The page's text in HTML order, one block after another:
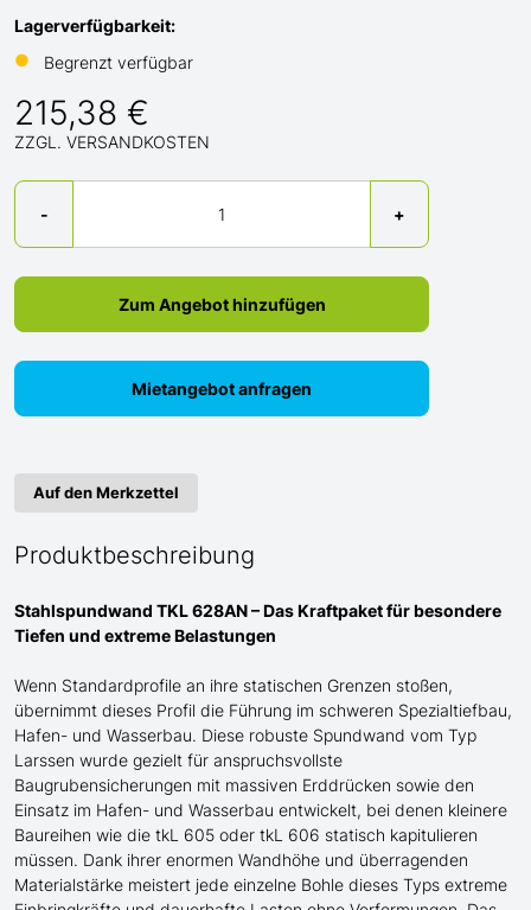
Lagerverfügbarkeit:
●
Begrenzt verfügbar
215,38 €
ZZGL. VERSANDKOSTEN
-
Menge
+
Zum Angebot hinzufügen
Mietangebot anfragen
Auf den Merkzettel
Produktbeschreibung
Stahlspundwand TKL 628AN – Das Kraftpaket fürbesondere
Tiefen und extreme Belastungen
Wenn Standardprofile an ihre statischen Grenzen stoßen,
übernimmt dieses Profil die Führung im schweren Spezialtiefbau,
Hafen- und Wasserbau. Diese robuste Spundwand vom Typ
Larssen wurde gezielt für anspruchsvollste
Baugrubensicherungen mit massiven Erddrücken sowie den
Einsatz im Hafen- und Wasserbau entwickelt, bei denen kleinere
Baureihen wie die tkL 605 oder tkL 606 statisch kapitulieren
müssen. Dank ihrer enormen Wandhöhe und überragenden
Materialstärke meistert jede einzelne Bohle dieses Typs extreme